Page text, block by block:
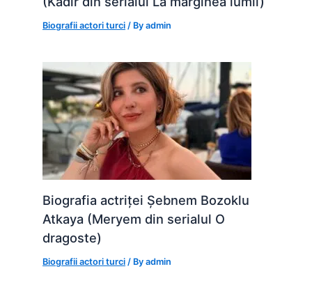
Biografii actori turci / Byadmin
Biografia actriței Șebnem Bozoklu
Atkaya (Meryem din serialul O
dragoste)
Biografii actori turci / Byadmin